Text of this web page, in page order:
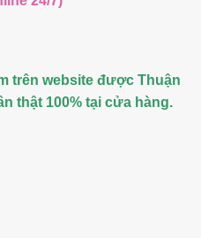
trên website được Thuận
thật 100% tại cửa hàng.